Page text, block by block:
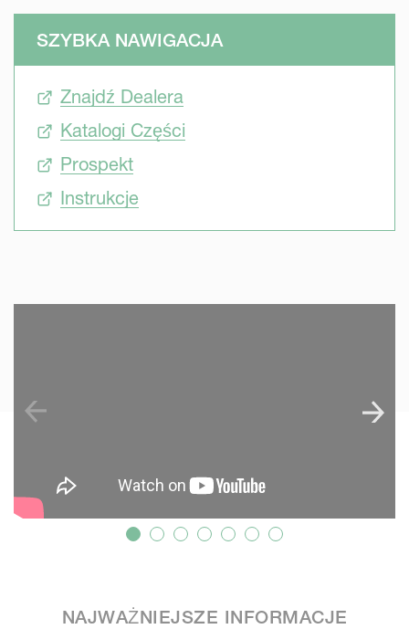
SZYBKA NAWIGACJA
Znajdź Dealera
Katalogi Części
Prospekt
Instrukcje
NAJWAŻNIEJSZE INFORMACJE